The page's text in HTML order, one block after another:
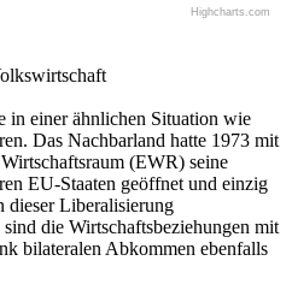
Highcharts.com
in einer ähnlichen Situation wie
Das Nachbarland hatte 1973 mit
(EWR) seine
EU-Staaten geöffnet und einzig
dieser Liberalisierung
die Wirtschaftsbeziehungen mit
bilateralen Abkommen ebenfalls